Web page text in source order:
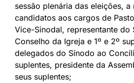
sessão plenária das eleições,
candidatos aos cargos de
Vice-Sinodal, representante do
Conselho da Igreja e 1º e 2º
delegados do Sínodo ao
suplentes, presidente da
seus suplentes;